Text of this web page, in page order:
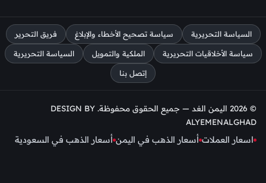
السياسة التحريرية سياسة تصحيح الأخطاء والإبلاغ فريق التحرير
سياسة الأخلاقيات التحريرية الملكية والتمويل السياسة التحريرية
إتصل بنا
© 2026 اليمن الغد — جميع الحقوق محفوظة. DESIGN BY
ALYEMENALGHAD
اسعار العملات أسعار الذهب في اليمن أسعار الذهب في السعودية